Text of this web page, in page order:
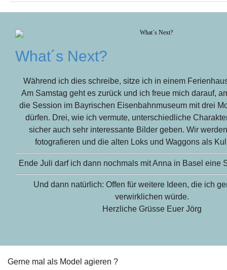
What´s Next?
Während ich dies schreibe, sitze ich in einem
Am Samstag geht es zurück und ich freue mich darauf,
die Session im Bayrischen Eisenbahnmuseum mit drei
dürfen. Drei, wie ich vermute, unterschiedliche
sicher auch sehr interessante Bilder geben. Wir
fotografieren und die alten Loks und Waggons als
Ende Juli darf ich dann nochmals mit Anna in Basel eine
Und dann natürlich: Offen für weitere Ideen, die ich
verwirklichen würde.
Herzliche Grüsse Euer Jörg
Gerne mal als Model agieren ?